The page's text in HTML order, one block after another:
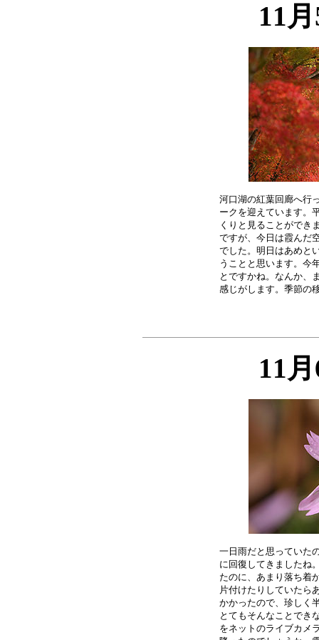
11
河口湖の紅葉回廊へ行
ークを迎えています。
くりと見ることができ
ですが、今日は霞んだ
でした。明日はあめと
うことと思います。今
とですかね。なんか、
11
一日雨だと思っていた
に回復してきましたね
たのに、あまり落ち着
片付けたりしていたら
かかったので、珍しく
とてもそんなことでき
をネットのライブカメ